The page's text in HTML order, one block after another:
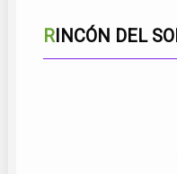
RINCÓN DEL